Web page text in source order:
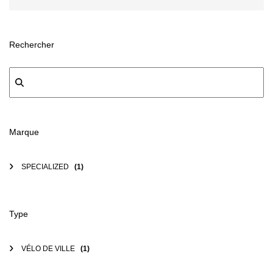
Rechercher
Marque
SPECIALIZED (1)
Type
VÉLO DE VILLE (1)